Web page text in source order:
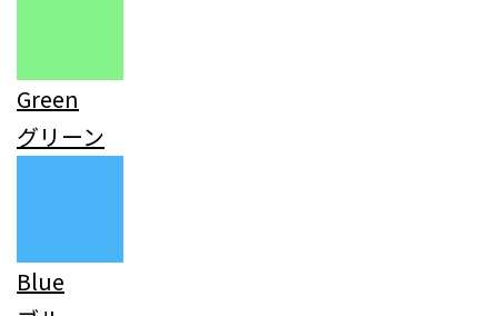
Green
グリーン
Blue